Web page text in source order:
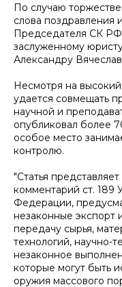
По случаю
слова поздравления
Председателя СК
заслуженному
Александру
Несмотря на
удается совмещать
научной и
опубликовал более
особое место
контролю.
"Статья
комментарий ст. 189
Федерации,
незаконные экспорт
передачу сырья,
технологий, научно-
незаконное
которые могут быть
оружия массового